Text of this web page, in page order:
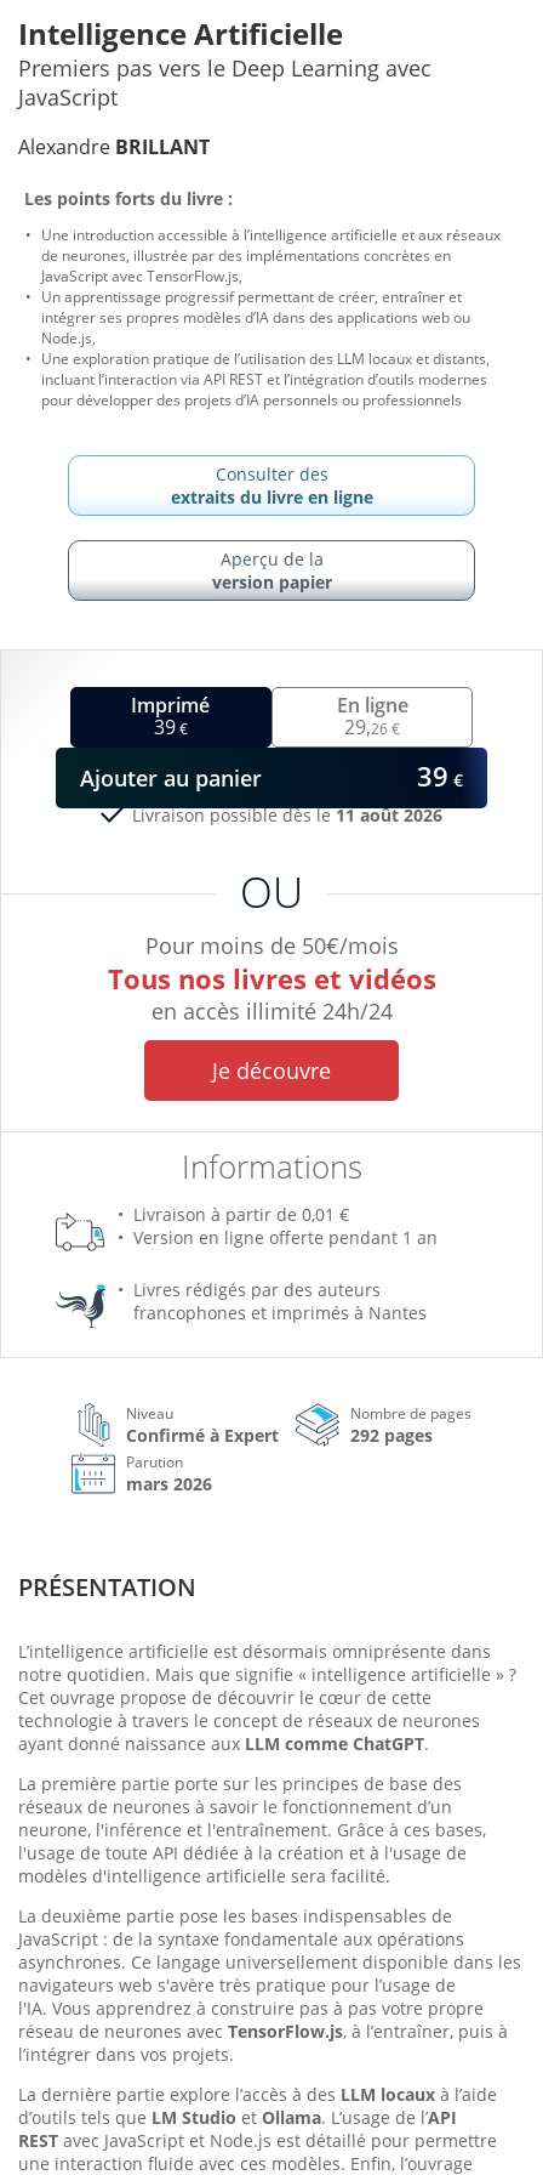
Intelligence Artificielle
Premiers pas vers le Deep Learning avec
JavaScript
Alexandre BRILLANT
Imprimé
39€
OU
Pour moins de 50€/mois
Tous nos livres et vidéos
en accès illimité 24h/24
Je découvre
Informations
Livraison possible dès le11 août 2026
Livraison à partir de 0,01 €
Version en ligne offerte pendant 1 an
Livres rédigés par des auteurs
francophones et imprimés à Nantes
En ligne
29,26 €
Ajouter au panier 39 €
Les points forts du livre :
Une introduction accessible à l’intelligence artificielle et aux réseaux
de neurones, illustrée par des implémentations concrètes en
JavaScript avec TensorFlow.js,
Un apprentissage progressif permettant de créer, entraîner et
intégrer ses propres modèles d’IA dans des applications web ou
Node.js,
Une exploration pratique de l’utilisation des LLM locaux et distants,
incluant l’interaction via API REST et l’intégration d’outils modernes
pour développer des projets d’IA personnels ou professionnels
Consulter des
extraits du livre en ligne
Aperçu de la
version papier
Niveau
Confirmé à Expert
Nombre de pages
292 pages
Parution
mars 2026
PRÉSENTATION
L’intelligence artificielle est désormais omniprésente dans
notre quotidien. Mais que signifie « intelligence artificielle » ?
Cet ouvrage propose de découvrir le cœur de cette
technologie à travers le concept de réseaux de neurones
ayant donné naissance aux LLM comme ChatGPT.
La première partie porte sur les principes de base des
réseaux de neurones à savoir le fonctionnement d’un
neurone, l'inférence et l'entraînement. Grâce à ces bases,
l'usage de toute API dédiée à la création et à l'usage de
modèles d'intelligence artificielle sera facilité.
La deuxième partie pose les bases indispensables de
JavaScript : de la syntaxe fondamentale aux opérations
asynchrones. Ce langage universellement disponible dans les
navigateurs web s'avère très pratique pour l’usage de
l'IA. Vous apprendrez à construire pas à pas votre propre
réseau de neurones avec TensorFlow.js, à l’entraîner, puis à
l’intégrer dans vos projets.
La dernière partie explore l’accès à des LLM locaux à l’aide
d’outils tels que LM Studio et Ollama. L’usage de l’API
REST avec JavaScript et Node.js est détaillé pour permettre
une interaction fluide avec ces modèles. Enfin, l’ouvrage